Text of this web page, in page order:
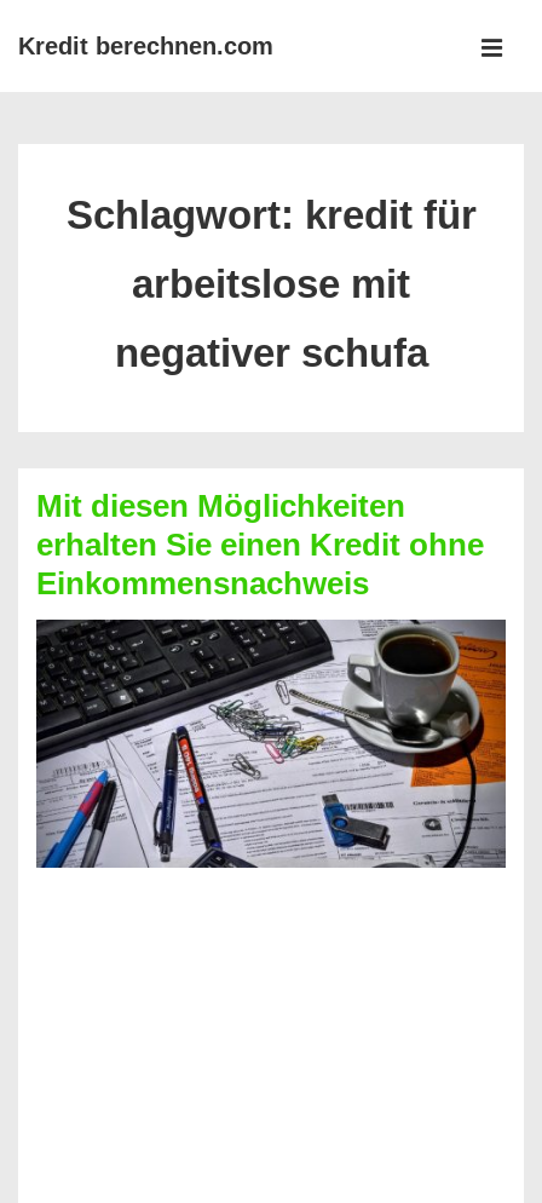
ZumKredit berechnen.com
Schlagwort: kredit für
arbeitslose mit
negativer schufa
Mit diesen Möglichkeiten
erhalten Sie einen Kredit ohne
Einkommensnachweis